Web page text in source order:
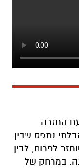
החזרה
נתפס שבין
לפרוח, לבין
במרחק של